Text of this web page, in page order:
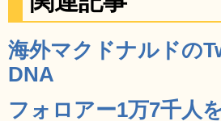
海外マクドナルドの
DNA
フォロアー1万7千人